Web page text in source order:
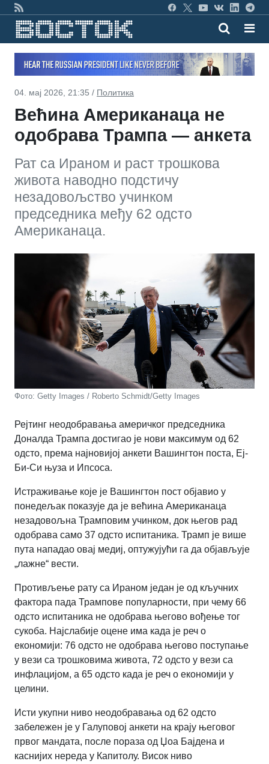
04. мај 2026, 21:35 / Политика
Већина Американаца не
одобрава Трампа — анкета
Рат са Ираном и раст трошкова
живота наводно подстичу
незадовољство учинком
председника међу 62 одсто
Американаца.
Фото: Getty Images / Roberto Schmidt/Getty Images
Рејтинг неодобравања америчког председника
Доналда Трампа достигао је нови максимум од 62
одсто, према најновијој анкети Вашингтон поста, Еј-
Би-Си њуза и Ипсоса.
Истраживање које је Вашингтон пост објавио у
понедељак показује да је већина Американаца
незадовољна Трамповим учинком, док његов рад
одобрава само 37 одсто испитаника. Трамп је више
пута нападао овај медиј, оптужујући га да објављује
„лажне“ вести.
Противљење рату са Ираном један је од кључних
фактора пада Трампове популарности, при чему 66
одсто испитаника не одобрава његово вођење тог
сукоба. Најслабије оцене има када је реч о
економији: 76 одсто не одобрава његово поступање
у вези са трошковима живота, 72 одсто у вези са
инфлацијом, а 65 одсто када је реч о економији у
целини.
Исти укупни ниво неодобравања од 62 одсто
забележен је у Галуповој анкети на крају његовог
првог мандата, после пораза од Џоа Бајдена и
каснијих нереда у Капитолу. Висок ниво